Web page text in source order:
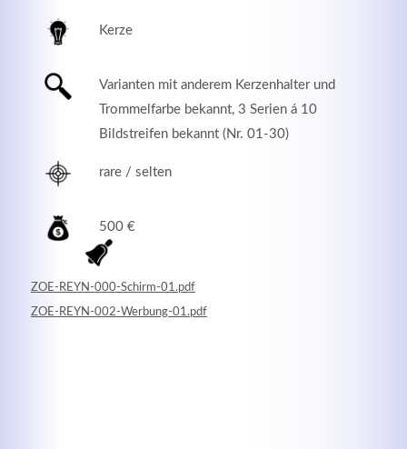
Kerze
Varianten mit anderem Kerzenhalter und
Trommelfarbe bekannt, 3 Serien á 10
Bildstreifen bekannt (Nr. 01-30)
rare / selten
500 €
ZOE-REYN-000-Schirm-01.pdf
ZOE-REYN-002-Werbung-01.pdf
Modern & Simple
Lorem ipsum dolor sit amet, consectetuer adipiscing